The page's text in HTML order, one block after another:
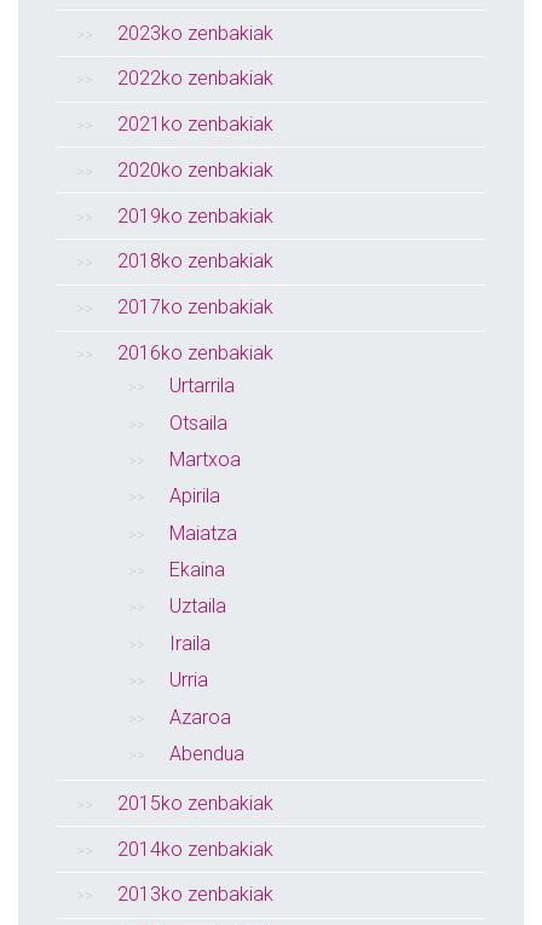
2023ko zenbakiak
2022ko zenbakiak
2021ko zenbakiak
2020ko zenbakiak
2019ko zenbakiak
2018ko zenbakiak
2017ko zenbakiak
2016ko zenbakiak
Urtarrila
Otsaila
Martxoa
Apirila
Maiatza
Ekaina
Uztaila
Iraila
Urria
Azaroa
Abendua
2015ko zenbakiak
2014ko zenbakiak
2013ko zenbakiak